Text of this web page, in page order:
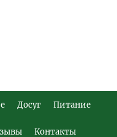
Досуг Питание
Контакты